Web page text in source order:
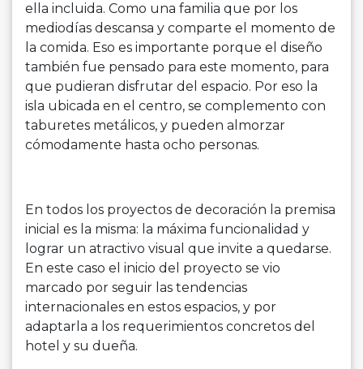
ella incluida. Como una familia que por los
mediodías descansa y comparte el momento de
la comida. Eso es importante porque el diseño
también fue pensado para este momento, para
que pudieran disfrutar del espacio. Por eso la
isla ubicada en el centro, se complemento con
taburetes metálicos, y pueden almorzar
cómodamente hasta ocho personas.
En todos los proyectos de decoración la premisa
inicial es la misma: la máxima funcionalidad y
lograr un atractivo visual que invite a quedarse.
En este caso el inicio del proyecto se vio
marcado por seguir las tendencias
internacionales en estos espacios, y por
adaptarla a los requerimientos concretos del
hotel y su dueña.